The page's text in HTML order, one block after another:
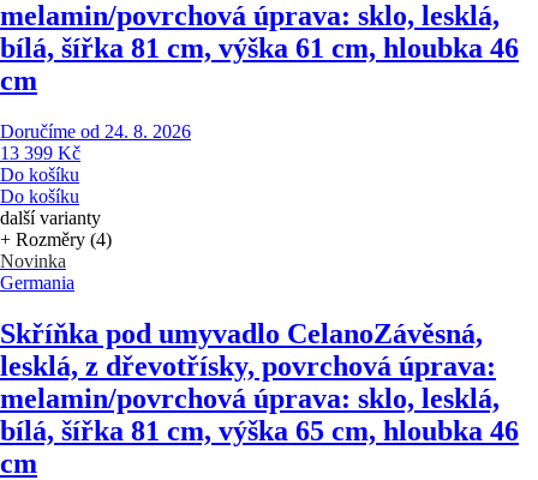
melamin/povrchová úprava: sklo, lesklá,
bílá, šířka 81 cm, výška 61 cm, hloubka 46
cm
Doručíme od 24. 8. 2026
13 399 Kč
Do košíku
Do košíku
další varianty
+ Rozměry (4)
Novinka
Germania
Skříňka pod umyvadlo CelanoZávěsná,
lesklá, z dřevotřísky, povrchová úprava:
melamin/povrchová úprava: sklo, lesklá,
bílá, šířka 81 cm, výška 65 cm, hloubka 46
cm